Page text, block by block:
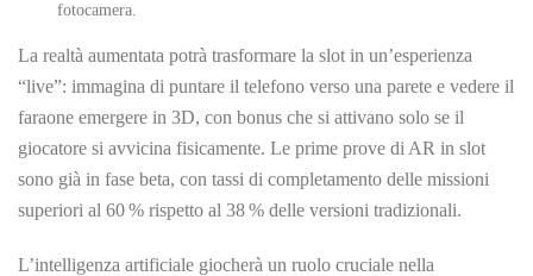
fotocamera.
La realtà aumentata potrà trasformare la slot in un’esperienza
“live”: immagina di puntare il telefono verso una parete e vedere il
faraone emergere in 3D, con bonus che si attivano solo se il
giocatore si avvicina fisicamente. Le prime prove di AR in slot
sono già in fase beta, con tassi di completamento delle missioni
superiori al 60 % rispetto al 38 % delle versioni tradizionali.
L’intelligenza artificiale giocherà un ruolo cruciale nella